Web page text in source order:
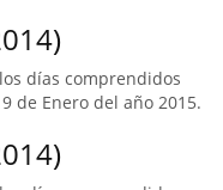
días comprendidos
de Enero del año 2015.